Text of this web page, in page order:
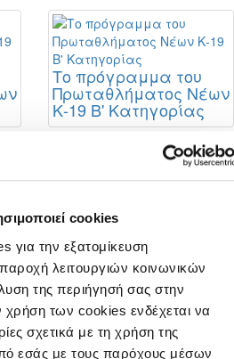
cookies
για την εξατομίκευση
λειτουργιών κοινωνικών
της περιήγησή σας στην
χρήση των cookies ενδέχεται να
σχετικά με τη χρήση της
εσάς με τους παρόχους μέσων
Το πρόγραμμα του
Πρωταθλήματος Νέων
Κ-19 Β' Κατηγορίας
αγώνων
Σταθερή η θέση της
ΚΟΠ για στήριξη της
πορείας της